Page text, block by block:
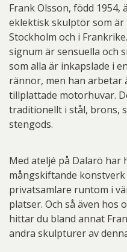
Frank Olsson, född
eklektisk skulptör som är
Stockholm och i
signum är sensuella och
som alla är inkapslade i
rännor, men han arbetar
tillplattade motorhuvar.
traditionellt i stål, brons,
stengods.
Med ateljé på Dalarö har
mångskiftande
privatsamlare runtom i
platser. Och så även hos
hittar du bland annat
andra skulpturer av